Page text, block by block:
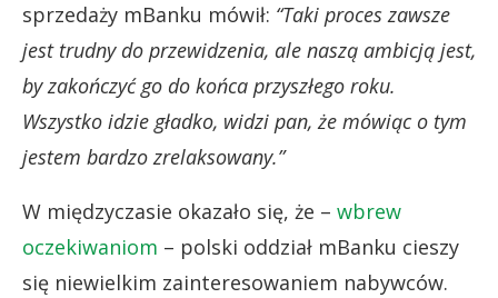
sprzedaży mBanku mówił: “Taki proces zawsze
jest trudny do przewidzenia, ale naszą ambicją jest,
by zakończyć go do końca przyszłego roku.
Wszystko idzie gładko, widzi pan, że mówiąc o tym
jestem bardzo zrelaksowany.”
W międzyczasie okazało się, że – wbrew
oczekiwaniom – polski oddział mBanku cieszy
się niewielkim zainteresowaniem nabywców.